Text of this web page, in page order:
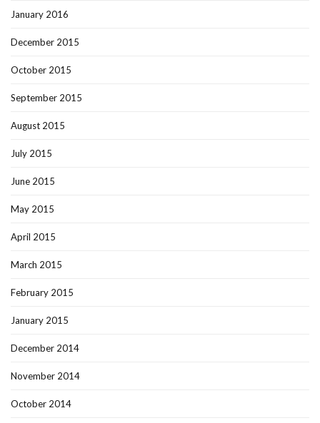
January 2016
December 2015
October 2015
September 2015
August 2015
July 2015
June 2015
May 2015
April 2015
March 2015
February 2015
January 2015
December 2014
November 2014
October 2014